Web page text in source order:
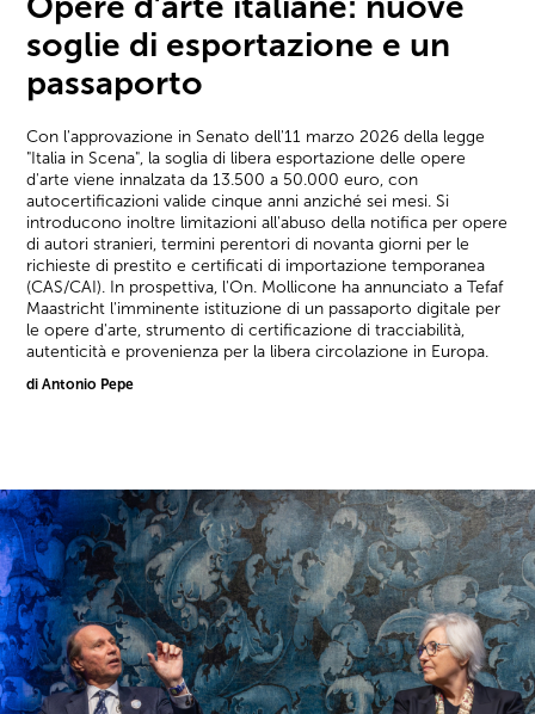
soglie di esportazione e un
passaporto
Con l'approvazione in Senato dell'11 marzo 2026 della legge
"Italia in Scena", la soglia di libera esportazione delle opere
d'arte viene innalzata da 13.500 a 50.000 euro, con
autocertificazioni valide cinque anni anziché sei mesi. Si
introducono inoltre limitazioni all'abuso della notifica per opere
di autori stranieri, termini perentori di novanta giorni per le
richieste di prestito e certificati di importazione temporanea
(CAS/CAI). In prospettiva, l'On. Mollicone ha annunciato a Tefaf
Maastricht l'imminente istituzione di un passaporto digitale per
le opere d'arte, strumento di certificazione di tracciabilità,
autenticità e provenienza per la libera circolazione in Europa.
di Antonio Pepe